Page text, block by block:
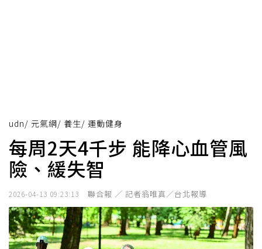
udn/ 元氣網/ 養生/ 運動健身
每周2天4千步 能降心血管風
險、緩失智
2026-04-13 09:23:13 聯合報 ／ 記者翁唯真／台北報導